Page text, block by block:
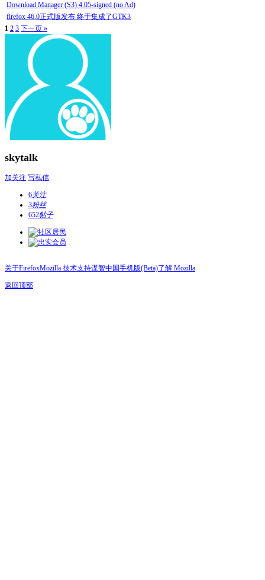
Download Manager (S3) 4.05-signed (no Ad)
firefox 46.0正式版发布 终于集成了GTK3
1 2 3 下一页 »
skytalk
加关注 写私信
6关注
3粉丝
652帖子
关于FirefoxMozilla 技术支持谋智中国手机版(Beta)了解 Mozilla
返回顶部